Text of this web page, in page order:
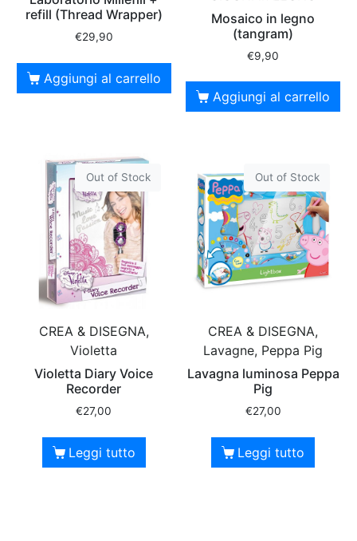
refill (Thread Wrapper)
€29,90
Aggiungi al carrello
Mosaico in legno
(tangram)
€9,90
Aggiungi al carrello
Out of Stock
CREA & DISEGNA,
Violetta
Violetta Diary Voice
Recorder
€27,00
Leggi tutto
Out of Stock
CREA & DISEGNA,
Lavagne, Peppa Pig
Lavagna luminosa Peppa
Pig
€27,00
Leggi tutto